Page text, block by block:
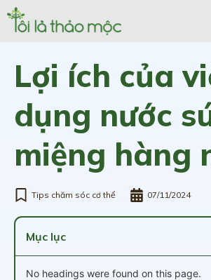
Lợi ích của
dụng nước
miệng hàng
Tips chăm sóc cơ thể 07/11/2024
Mục lục
No headings were found on this page.